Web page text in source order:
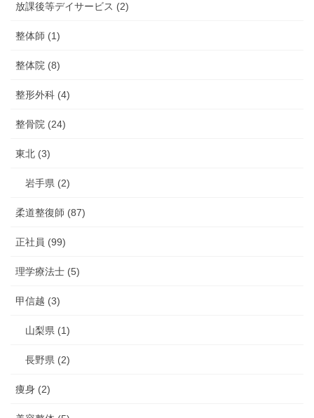
放課後等デイサービス (2)
整体師 (1)
整体院 (8)
整形外科 (4)
整骨院 (24)
東北 (3)
岩手県 (2)
柔道整復師 (87)
正社員 (99)
理学療法士 (5)
甲信越 (3)
山梨県 (1)
長野県 (2)
痩身 (2)